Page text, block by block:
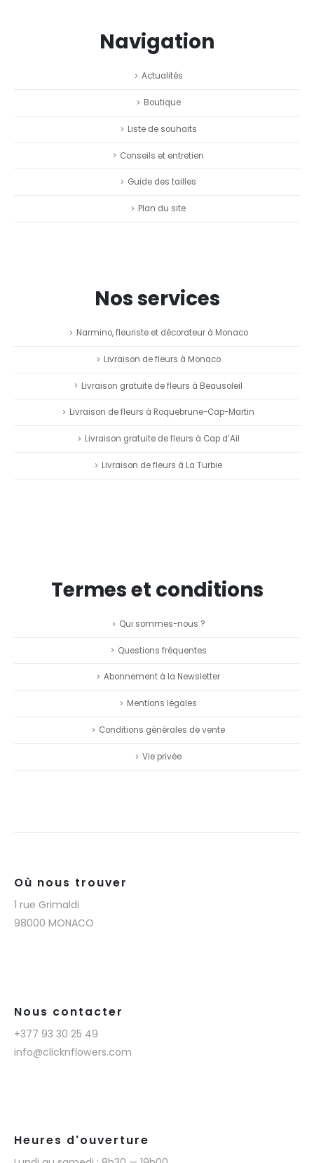
Navigation
Actualités
Boutique
Liste de souhaits
Conseils et entretien
Guide des tailles
Plan du site
Nos services
Narmino, fleuriste et décorateur à Monaco
Livraison de fleurs à Monaco
Livraison gratuite de fleurs à Beausoleil
Livraison de fleurs à Roquebrune-Cap-Martin
Livraison gratuite de fleurs à Cap d’Ail
Livraison de fleurs à La Turbie
Termes et conditions
Qui sommes-nous ?
Questions fréquentes
Abonnement à la Newsletter
Mentions légales
Conditions générales de vente
Vie privée
Où nous trouver
1 rue Grimaldi
98000 MONACO
Nous contacter
+377 93 30 25 49
info@clicknflowers.com
Heures d'ouverture